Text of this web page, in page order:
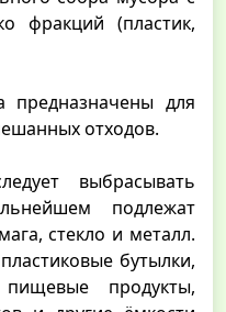
фракций (пластик,
предназначены для
отходов.
выбрасывать
подлежат
стекло и металл.
бутылки,
продукты,